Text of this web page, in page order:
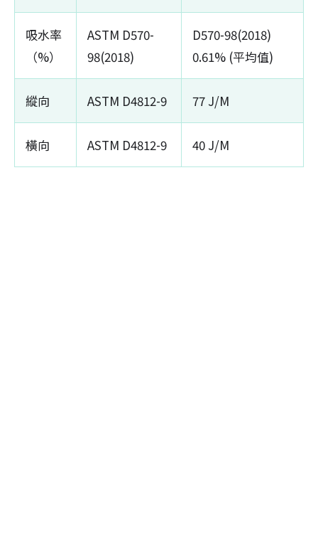
吸水率
（%）
ASTM D570-
98(2018)
D570-98(2018)
0.61% (平均值)
縱向 ASTM D4812-9 77 J/M
橫向 ASTM D4812-9 40 J/M